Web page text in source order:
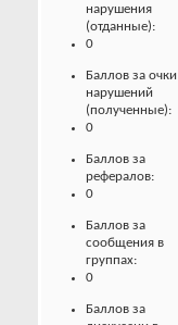
нарушения
(отданные):
0
Баллов за очки
нарушений
(полученные):
0
Баллов за
рефералов:
0
Баллов за
сообщения в
группах:
0
Баллов за